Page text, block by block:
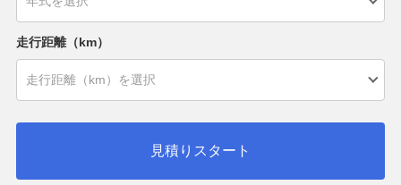
走行距離（km）
見積りスタート